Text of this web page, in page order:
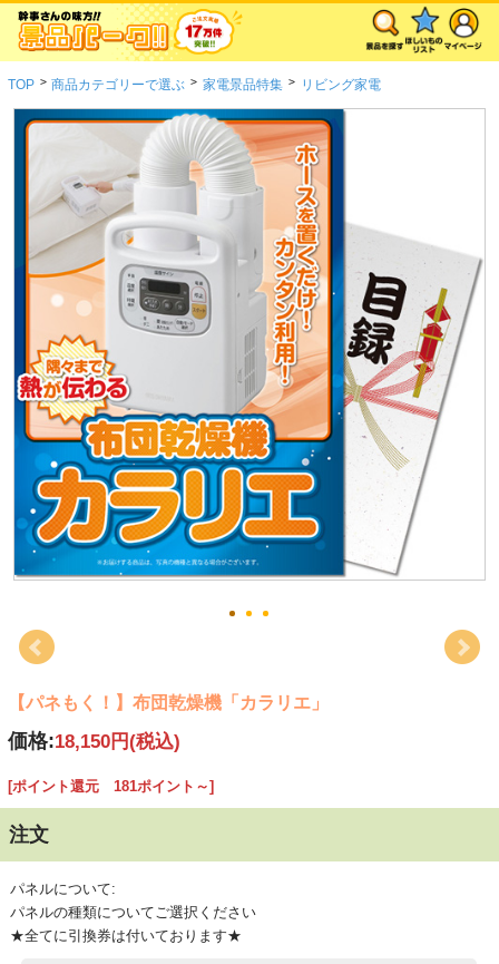
TOP > 商品カテゴリーで選ぶ > 家電景品特集 > リビング家電
【パネもく！】布団乾燥機「カラリエ」
価格:18,150円(税込)
[ポイント還元 181ポイント～]
注文
パネルについて:
パネルの種類についてご選択ください
★全てに引換券は付いております★